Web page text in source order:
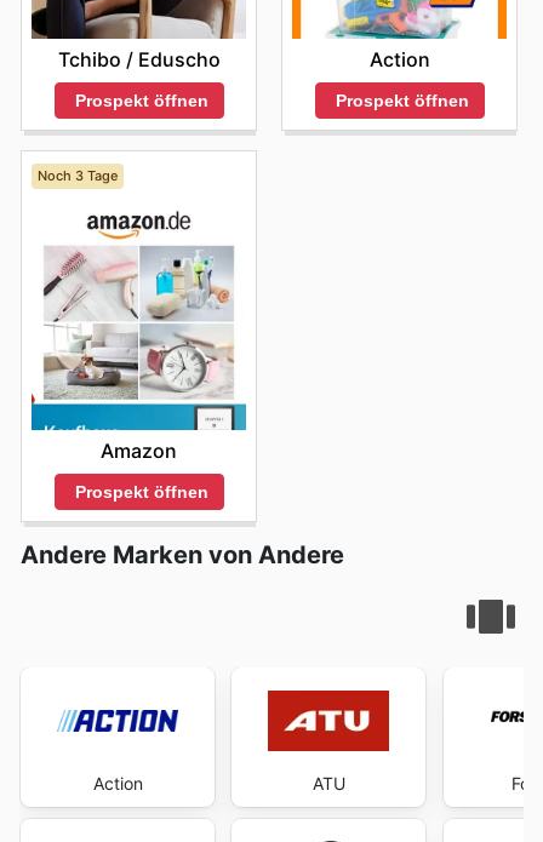
Tchibo / Eduscho
Prospekt öffnen
Action
Prospekt öffnen
Noch 3 Tage
Amazon
Prospekt öffnen
Andere Marken von Andere
Action ATU